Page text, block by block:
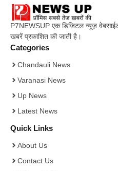
P7NEWSUP एक डिजिटल न्यूज़
खबरें प्रकाशित की जाती है।
Categories
Chandauli News
Varanasi News
Up News
Latest News
Quick Links
About Us
Contact Us